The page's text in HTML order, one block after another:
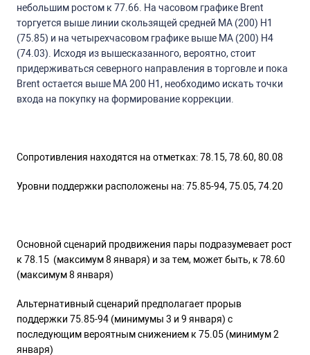
небольшим ростом к 77.66. На часовом графике Brent
торгуется выше линии скользящей средней МА (200) Н1
(75.85) и на четырехчасовом графике выше МА (200) Н4
(74.03). Исходя из вышесказанного, вероятно, стоит
придерживаться северного направления в торговле и пока
Brent остается выше MA 200 H1, необходимо искать точки
входа на покупку на формирование коррекции.
Сопротивления находятся на отметках: 78.15, 78.60, 80.08
Уровни поддержки расположены на: 75.85-94, 75.05, 74.20
Основной сценарий продвижения пары подразумевает рост
к 78.15 (максимум 8 января) и за тем, может быть, к 78.60
(максимум 8 января)
Альтернативный сценарий предполагает прорыв
поддержки 75.85-94 (минимумы 3 и 9 января) с
последующим вероятным снижением к 75.05 (минимум 2
января)